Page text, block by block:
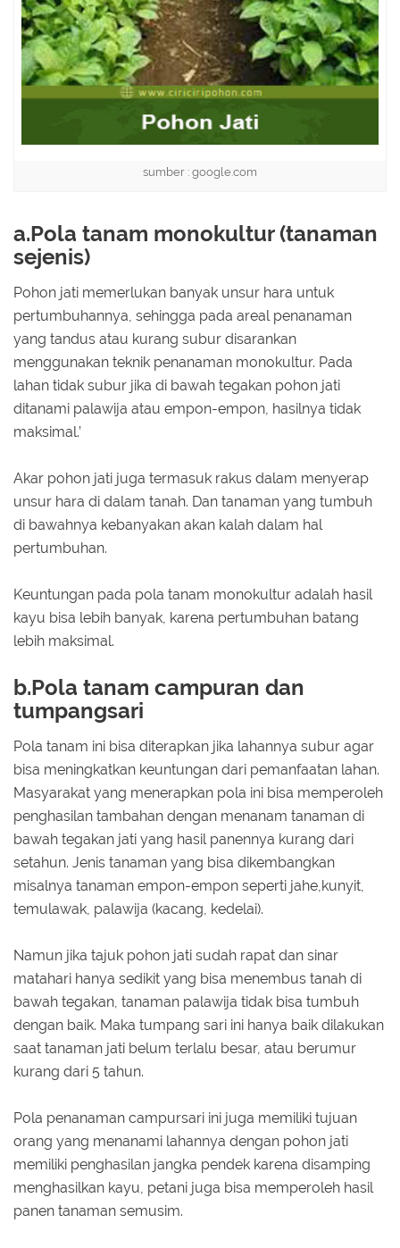
sumber : google.com
a.Pola tanam monokultur (tanaman
sejenis)
Pohon jati memerlukan banyak unsur hara untuk
pertumbuhannya, sehingga pada areal penanaman
yang tandus atau kurang subur disarankan
menggunakan teknik penanaman monokultur. Pada
lahan tidak subur jika di bawah tegakan pohon jati
ditanami palawija atau empon-empon, hasilnya tidak
maksimal.’
Akar pohon jati juga termasuk rakus dalam menyerap
unsur hara di dalam tanah. Dan tanaman yang tumbuh
di bawahnya kebanyakan akan kalah dalam hal
pertumbuhan.
Keuntungan pada pola tanam monokultur adalah hasil
kayu bisa lebih banyak, karena pertumbuhan batang
lebih maksimal.
b.Pola tanam campuran dan
tumpangsari
Pola tanam ini bisa diterapkan jika lahannya subur agar
bisa meningkatkan keuntungan dari pemanfaatan lahan.
Masyarakat yang menerapkan pola ini bisa memperoleh
penghasilan tambahan dengan menanam tanaman di
bawah tegakan jati yang hasil panennya kurang dari
setahun. Jenis tanaman yang bisa dikembangkan
misalnya tanaman empon-empon seperti jahe,kunyit,
temulawak, palawija (kacang, kedelai).
Namun jika tajuk pohon jati sudah rapat dan sinar
matahari hanya sedikit yang bisa menembus tanah di
bawah tegakan, tanaman palawija tidak bisa tumbuh
dengan baik. Maka tumpang sari ini hanya baik dilakukan
saat tanaman jati belum terlalu besar, atau berumur
kurang dari 5 tahun.
Pola penanaman campursari ini juga memiliki tujuan
orang yang menanami lahannya dengan pohon jati
memiliki penghasilan jangka pendek karena disamping
menghasilkan kayu, petani juga bisa memperoleh hasil
panen tanaman semusim.